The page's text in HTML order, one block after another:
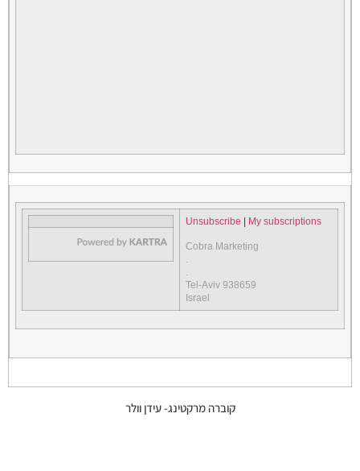
Unsubscribe My subscriptions
Cobra Marketing
.
.
Tel-Aviv 938659
Israel
קוברה מרקטינג- עידן וולר